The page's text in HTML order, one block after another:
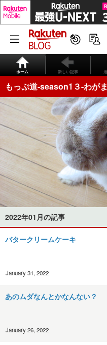
ホーム 新しい記事
もっぷ道-season1３-わが
2022年01月の記事
バタークリームケーキ
January 31, 2022
あのムダなんとかなんない？
January 26, 2022